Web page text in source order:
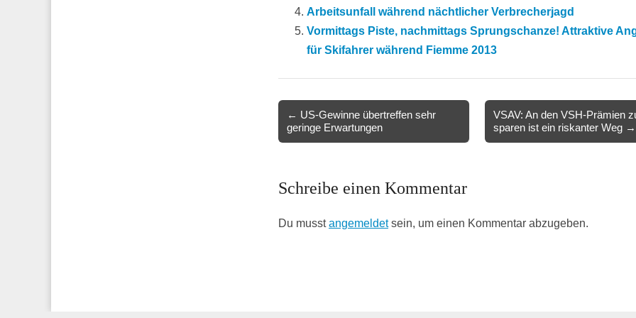
Arbeitsunfall während nächtlicher Verbrecherjagd
Vormittags Piste, nachmittags Sprungschanze! Attraktive
für Skifahrer während Fiemme 2013
navigation
← US-Gewinne übertreffen sehr
geringe Erwartungen
VSAV: An den VSH-Prämien
sparen ist ein riskanter Weg →
Schreibe einen Kommentar
Du musstangemeldetsein, um einen Kommentar abzugeben.